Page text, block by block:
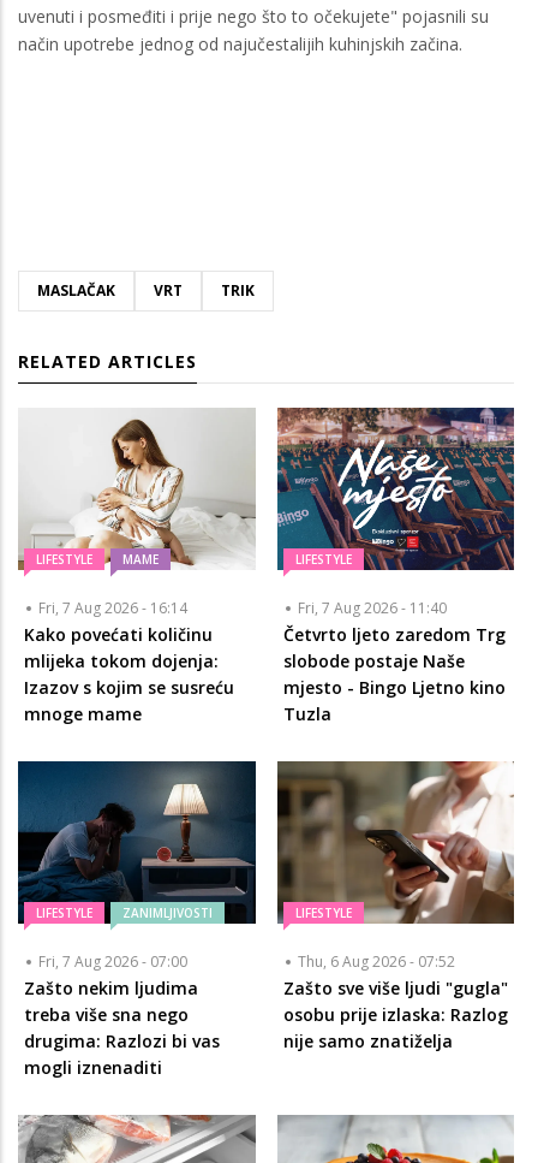
uvenuti i posmeđiti i prije nego što to očekujete" pojasnili su
način upotrebe jednog od najučestalijih kuhinjskih začina.
MASLAČAK VRT TRIK
RELATED ARTICLES
LIFESTYLE MAME
Fri, 7 Aug 2026 - 16:14
Kako povećati količinu
mlijeka tokom dojenja:
Izazov s kojim se susreću
mnoge mame
LIFESTYLE
Fri, 7 Aug 2026 - 11:40
Četvrto ljeto zaredom Trg
slobode postaje Naše
mjesto - Bingo Ljetno kino
Tuzla
LIFESTYLE ZANIMLJIVOSTI
Fri, 7 Aug 2026 - 07:00
Zašto nekim ljudima
treba više sna nego
drugima: Razlozi bi vas
mogli iznenaditi
LIFESTYLE
Thu, 6 Aug 2026 - 07:52
Zašto sve više ljudi "gugla"
osobu prije izlaska: Razlog
nije samo znatiželja